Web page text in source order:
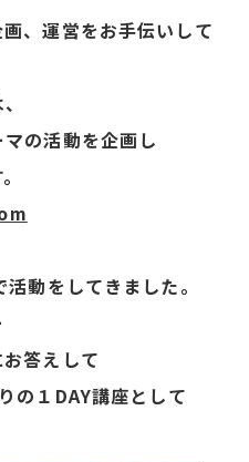
、運営をお手伝いして
の活動を企画し
動をしてきました。
答えして
の１DAY講座として